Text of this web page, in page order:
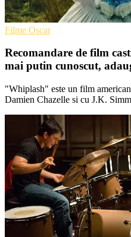
Filme Oscar
Recomandare de film
mai putin cunoscut,
"Whiplash" este un film
Damien Chazelle si cu J.K.